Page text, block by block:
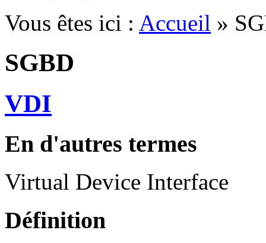
Vous êtes ici : Accueil »
SGBD
VDI
En d'autres termes
Virtual Device Interface
Définition